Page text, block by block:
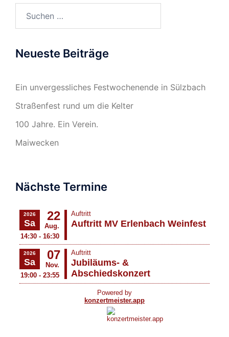
Neueste Beiträge
Ein unvergessliches Festwochenende in Sülzbach
Straßenfest rund um die Kelter
100 Jahre. Ein Verein.
Maiwecken
Nächste Termine